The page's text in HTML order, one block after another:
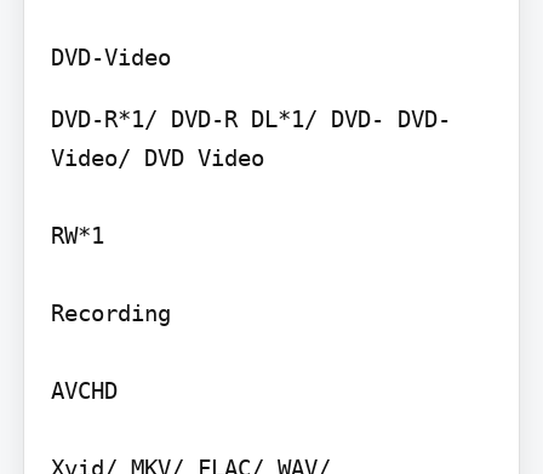
DVD-Video
DVD-R*1/ DVD-R DL*1/ DVD- DVD-
Video/ DVD Video
RW*1
Recording
AVCHD
Xvid/ MKV/ FLAC/ WAV/